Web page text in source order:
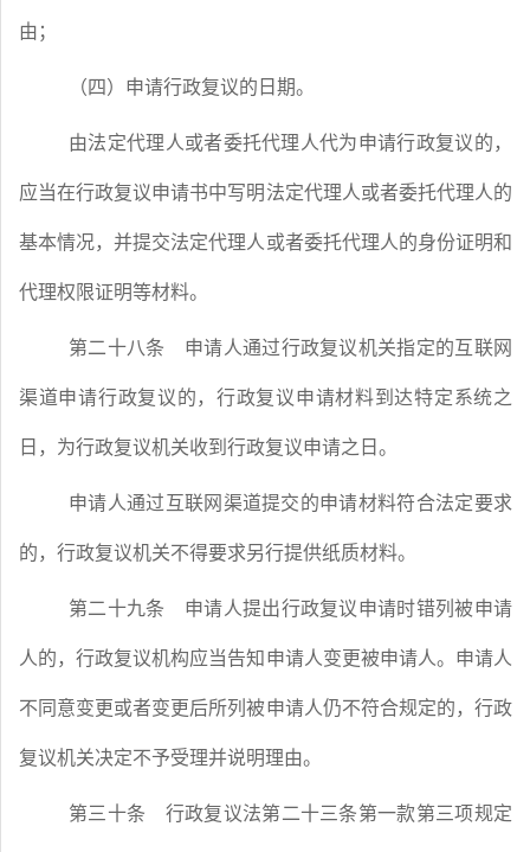
由；
（四）申请行政复议的日期。
由法定代理人或者委托代理人代为申请行政复议的，
应当在行政复议申请书中写明法定代理人或者委托代理人的
基本情况，并提交法定代理人或者委托代理人的身份证明和
代理权限证明等材料。
第二十八条 申请人通过行政复议机关指定的互联网
渠道申请行政复议的，行政复议申请材料到达特定系统之
日，为行政复议机关收到行政复议申请之日。
申请人通过互联网渠道提交的申请材料符合法定要求
的，行政复议机关不得要求另行提供纸质材料。
第二十九条 申请人提出行政复议申请时错列被申请
人的，行政复议机构应当告知申请人变更被申请人。申请人
不同意变更或者变更后所列被申请人仍不符合规定的，行政
复议机关决定不予受理并说明理由。
第三十条 行政复议法第二十三条第一款第三项规定